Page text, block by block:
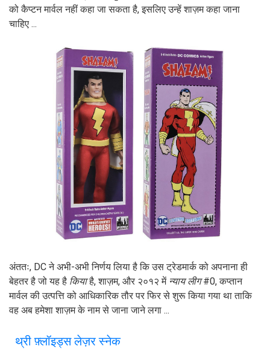
को कैप्टन मार्वल नहीं कहा जा सकता है, इसलिए उन्हें शाज़म कहा जाना
चाहिए ...
अंततः, DC ने अभी-अभी निर्णय लिया है कि उस ट्रेडमार्क को अपनाना ही
बेहतर है जो यह है कियाहै, शाज़म, और २०१२ में न्याय लीग#0, कप्तान
मार्वल की उत्पत्ति को आधिकारिक तौर पर फिर से शुरू किया गया था ताकि
वह अब हमेशा शाज़म के नाम से जाना जाने लगा ...
थ्री फ़्लॉइड्स लेज़र स्नेक